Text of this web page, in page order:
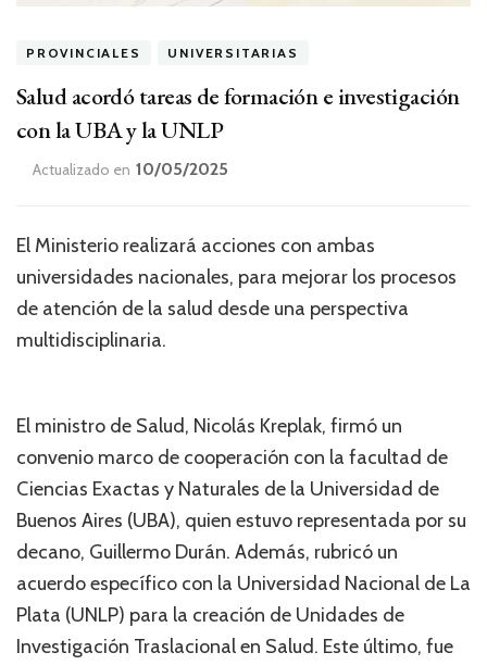
PROVINCIALES UNIVERSITARIAS
Salud acordó tareas de formación e investigación
con la UBA y la UNLP
Actualizado en 10/05/2025
El Ministerio realizará acciones con ambas
universidades nacionales, para mejorar los procesos
de atención de la salud desde una perspectiva
multidisciplinaria.
El ministro de Salud, Nicolás Kreplak, firmó un
convenio marco de cooperación con la facultad de
Ciencias Exactas y Naturales de la Universidad de
Buenos Aires (UBA), quien estuvo representada por su
decano, Guillermo Durán. Además, rubricó un
acuerdo específico con la Universidad Nacional de La
Plata (UNLP) para la creación de Unidades de
Investigación Traslacional en Salud. Este último, fue